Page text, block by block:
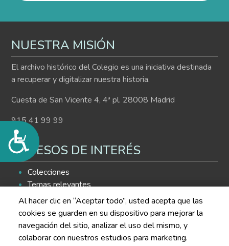
Accesibilidad
NUESTRA MISIÓN
El archivo histórico del Colegio es una iniciativa destinada
a recuperar y digitalizar nuestra historia.
Cuesta de San Vicente 4, 4ª pl. 28008 Madrid
915 41 99 99
ACCESOS DE INTERÉS
Colecciones
Temas relevantes
Histograma
Buscador de contenidos
SÍGUENOS EN LAS REDES
Al hacer clic en “Aceptar todo”, usted acepta que las
cookies se guarden en su dispositivo para mejorar la
navegación del sitio, analizar el uso del mismo, y
colaborar con nuestros estudios para marketing.